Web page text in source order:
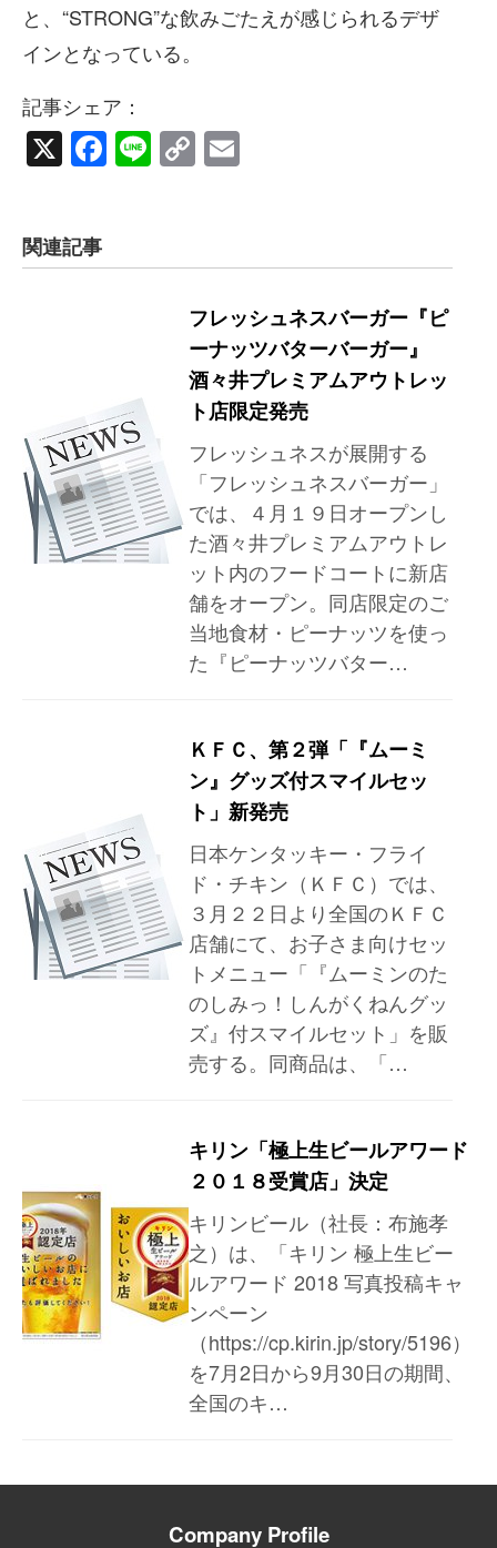
と、“STRONG”な飲みごたえが感じられるデザ
インとなっている。
記事シェア：
X Facebook
LineCopy
関連記事
フレッシュネスバーガー『ピ
ーナッツバターバーガー』
酒々井プレミアムアウトレッ
ト店限定発売
フレッシュネスが展開する
「フレッシュネスバーガー」
では、４月１９日オープンし
た酒々井プレミアムアウトレ
ット内のフードコートに新店
舗をオープン。同店限定のご
当地食材・ピーナッツを使っ
た『ピーナッツバター…
ＫＦＣ、第２弾「『ムーミ
ン』グッズ付スマイルセッ
ト」新発売
日本ケンタッキー・フライ
ド・チキン（ＫＦＣ）では、
３月２２日より全国のＫＦＣ
店舗にて、お子さま向けセッ
トメニュー「『ムーミンのた
のしみっ！しんがくねんグッ
ズ』付スマイルセット」を販
売する。同商品は、「…
キリン「極上生ビールアワード
２０１８受賞店」決定
キリンビール（社長：布施孝
之）は、「キリン 極上生ビー
ルアワード 2018 写真投稿キャ
ンペーン
（https://cp.kirin.jp/story/5196）
を7月2日から9月30日の期間、
全国のキ…
Company Profile